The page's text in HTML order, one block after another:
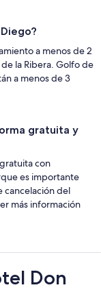
a menos de 2
la Ribera. Golfo de
a menos de 3
gratuita y
con
es importante
cancelación del
más información
Don